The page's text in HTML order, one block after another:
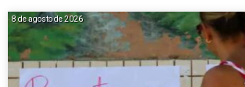
8 de agosto de 2026